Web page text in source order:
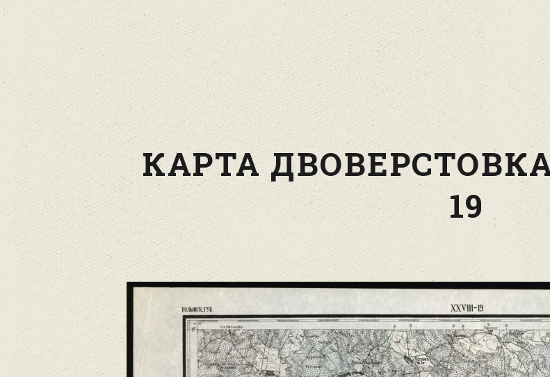
КАРТА
19